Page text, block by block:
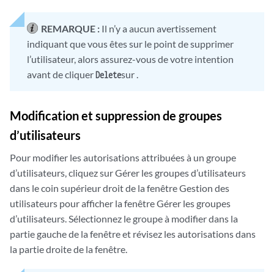
REMARQUE : Il n’y a aucun avertissement
indiquant que vous êtes sur le point de supprimer
l’utilisateur, alors assurez-vous de votre intention
avant de cliquer Deletesur .
Modification et suppression de groupes
d’utilisateurs
Pour modifier les autorisations attribuées à un groupe
d’utilisateurs, cliquez sur Gérer les groupes d’utilisateurs
dans le coin supérieur droit de la fenêtre Gestion des
utilisateurs pour afficher la fenêtre Gérer les groupes
d’utilisateurs. Sélectionnez le groupe à modifier dans la
partie gauche de la fenêtre et révisez les autorisations dans
la partie droite de la fenêtre.